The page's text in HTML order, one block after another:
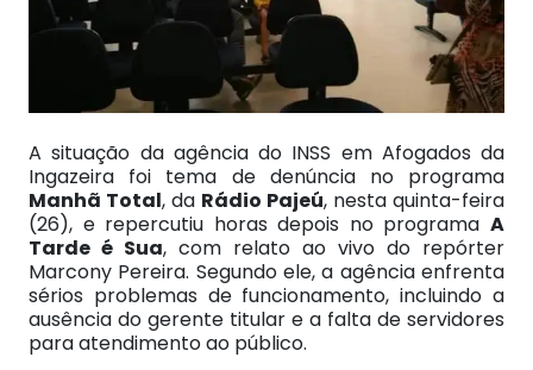
A situação da agência do INSS em Afogados da
Ingazeira foi tema de denúncia no programa
Manhã Total, da Rádio Pajeú, nesta quinta-feira
(26), e repercutiu horas depois no programa A
Tarde é Sua, com relato ao vivo do repórter
Marcony Pereira. Segundo ele, a agência enfrenta
sérios problemas de funcionamento, incluindo a
ausência do gerente titular e a falta de servidores
para atendimento ao público.